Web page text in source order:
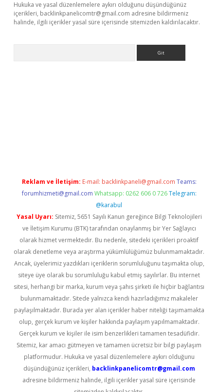
Hukuka ve yasal düzenlemelere aykırı olduğunu düşündüğünüz
içerikleri, backlinkpanelicomtr@gmail.com adresine bildirmeniz
halinde, ilgili içerikler yasal süre içerisinde sitemizden kaldırılacaktır.
Reklam ve İletişim: E-mail: backlinkpaneli@gmail.com Teams:
forumhizmeti@gmail.com Whatsapp: 0262 606 0 726 Telegram:
@karabul
Yasal Uyarı: Sitemiz, 5651 Sayılı Kanun gereğince Bilgi Teknolojileri
ve İletişim Kurumu (BTK) tarafından onaylanmış bir Yer Sağlayıcı
olarak hizmet vermektedir. Bu nedenle, sitedeki içerikleri proaktif
olarak denetleme veya araştırma yükümlülüğümüz bulunmamaktadır.
Ancak, üyelerimiz yazdıkları içeriklerin sorumluluğunu taşımakta olup,
siteye üye olarak bu sorumluluğu kabul etmiş sayılırlar. Bu internet
sitesi, herhangi bir marka, kurum veya şahıs şirketi ile hiçbir bağlantısı
bulunmamaktadır. Sitede yalnızca kendi hazırladığımız makaleler
paylaşılmaktadır. Burada yer alan içerikler haber niteliği taşımamakta
olup, gerçek kurum ve kişiler hakkında paylaşım yapılmamaktadır.
Gerçek kurum ve kişiler ile isim benzerlikleri tamamen tesadüfidir.
Sitemiz, kar amacı gütmeyen ve tamamen ücretsiz bir bilgi paylaşım
platformudur. Hukuka ve yasal düzenlemelere aykırı olduğunu
düşündüğünüz içerikleri, backlinkpanelicomtr@gmail.com
adresine bildirmeniz halinde, ilgili içerikler yasal süre içerisinde